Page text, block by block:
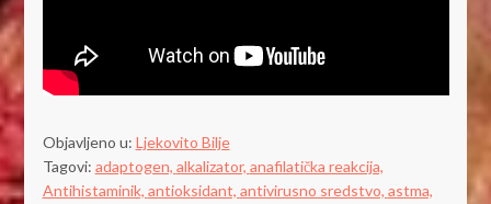
Objavljeno u: Ljekovito Bilje
Tagovi: adaptogen, alkalizator, anafilatička reakcija,
Antihistaminik, antioksidant, antivirusno sredstvo, astma,